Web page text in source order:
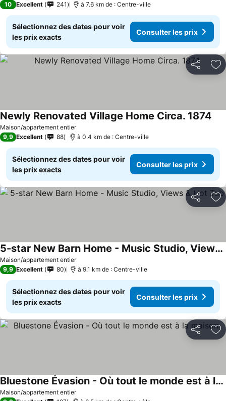
10 Excellent 241 à 7.6 km de : Centre-ville
Sélectionnez des dates pour voir
les prix exacts
Consulter les prix
Partager
Maison/appartement entier
Newly Renovated Village Home Circa. 1874
9,9 Excellent 88 à 0.4 km de : Centre-ville
Sélectionnez des dates pour voir
les prix exacts
Consulter les prix
Partager
Maison/appartement entier
5-star New Barn Home - Music Studio, Views & Hot Tub
9,9 Excellent 80 à 9.1 km de : Centre-ville
Sélectionnez des dates pour voir
les prix exacts
Consulter les prix
Partager
Maison/appartement entier
Bluestone Évasion - Où tout le monde est à la maison.